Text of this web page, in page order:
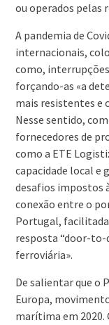
ou operados pelas
A pandemia de
internacionais,
como, interrupções
forçando-as «a
mais resistentes e
Nesse sentido,
fornecedores de
como a ETE
capacidade local e
desafios impostos
conexão entre o
Portugal,
resposta “door-
ferroviária».
De salientar que o
Europa,
marítima em 2020.